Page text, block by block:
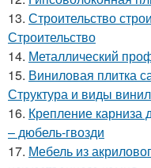
13. Строительство
Строительство
14. Металлический
15. Виниловая плитка
Структура и виды
16. Крепление карниза
– дюбель-гвозди
17. Мебель из